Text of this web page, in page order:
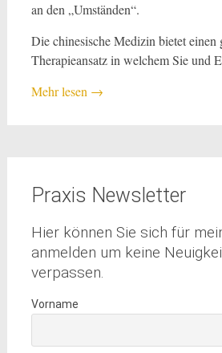
an den „Umständen“.
Die chinesische Medizin bietet einen
Therapieansatz in welchem Sie und
Mehr lesen →
Praxis Newsletter
Hier können Sie sich für
anmelden um keine
verpassen.
Vorname